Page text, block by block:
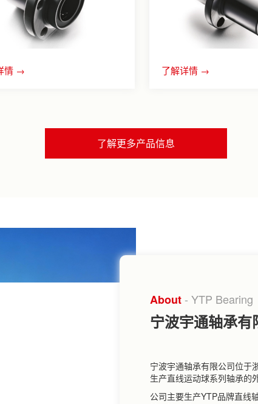
情 → 了解详情 →
了解更多产品信息
About - YTP Bearing
宁波宇通轴承有
宁波宇通轴承有限公司位于
生产直线运动球系列轴承的
公司主要生产YTP品牌直线